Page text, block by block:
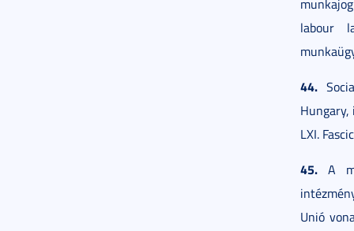
labour
44.
Hungary,
LXI.
45. A
Unió